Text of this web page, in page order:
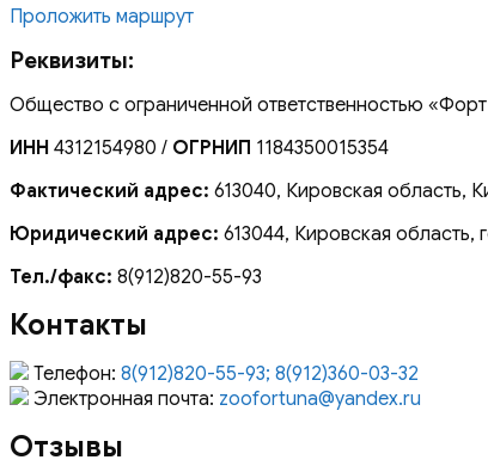
Проложить маршрут
Реквизиты:
Общество с ограниченной ответственностью «Форт
ИНН 4312154980 / ОГРНИП 1184350015354
Фактический адрес: 613040, Кировская область,
Юридический адрес: 613044, Кировская
Тел./факс: 8(912)820-55-93
Контакты
Телефон: 8(912)820-55-93; 8(912)360-03-32
Электронная почта: zoofortuna@yandex.ru
Отзывы